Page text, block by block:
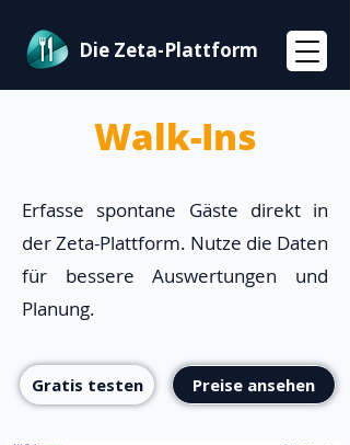
Die Zeta-Plattform
Walk-Ins
Erfasse spontane Gäste direkt in
der Zeta-Plattform. Nutze die Daten
für bessere Auswertungen und
Planung.
Gratis testen Preise ansehen